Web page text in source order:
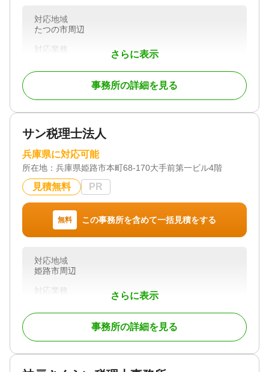
お客様のご自宅、ご自宅近くの貸し会議室等で
お話しさせて頂いております。
ご訪問費用は弊所負担となります。
▼費用ご提示からお支払いの流れ
「費用は最初に決定し、追加費用無し」
フットワーク軽く、コミュニケーションを大切にし
ご検討頂ければ幸いです。
どうぞよろしくお願い致します。
対応地域
対応業務
遺産分割 / 相続税申告
対応体制
電話相談可 / 訪問可 / 土日相談可 / 初回相談無料 / 18
さらに表示
対応地域
たつの市周辺
対応業務
遺産分割 / 相続税申告
事務所の詳細を見る
サン税理士法人
兵庫県に対応可能
所在地： 兵庫県姫路市本町68-170大手前第一ビル4階
見積無料 PR
無料 この事務所を含めて一括見積をする
さらに表示
対応地域
姫路市周辺
対応業務
遺産分割 / 相続税申告
事務所の詳細を見る